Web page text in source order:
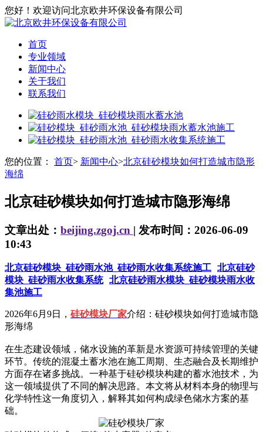
您好！欢迎访问北京欧井环保设备有限公司
首页
专业领域
新闻中心
关于我们
联系我们
您的位置： 首页> 新闻中心>北京硅砂模块如何打造城市隐形
海绵
北京硅砂模块如何打造城市隐形海绵
文章出处： beijing.zgoj.cn | 发布时间：2026-06-09
10:43
北京硅砂模块_硅砂雨水池_硅砂雨水收集系统施工 北京硅砂
模块_硅砂雨水收集系统 北京硅砂雨水模块_硅砂模块雨水收
集池施工
2026年6月9日， 硅砂模块厂家介绍：硅砂模块如何打造城市隐
形海绵
在生态建设领域，储水设施的革新是水资源可持续管理的关键
环节。传统的混凝土蓄水池在施工周期、生态融合及长期维护
方面存在诸多挑战。一种基于硅砂模块构建的蓄水池技术，为
这一领域提供了不同的解决思路。本文将从材料本身的物理与
化学特性这一角度切入，解释其如何构成绿色储水方案的基
础。